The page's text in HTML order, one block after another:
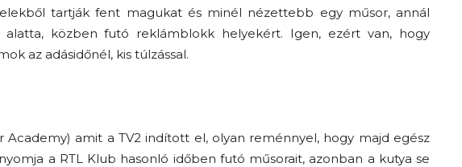
tartják fent magukat és minél nézettebb egy műsor, annál
közben futó reklámblokk helyekért. Igen, ezért van, hogy
az adásidőnél, kis túlzással.
Academy) amit a TV2 indított el, olyan reménnyel, hogy majd egész
a RTL Klub hasonló időben futó műsorait, azonban a kutya se